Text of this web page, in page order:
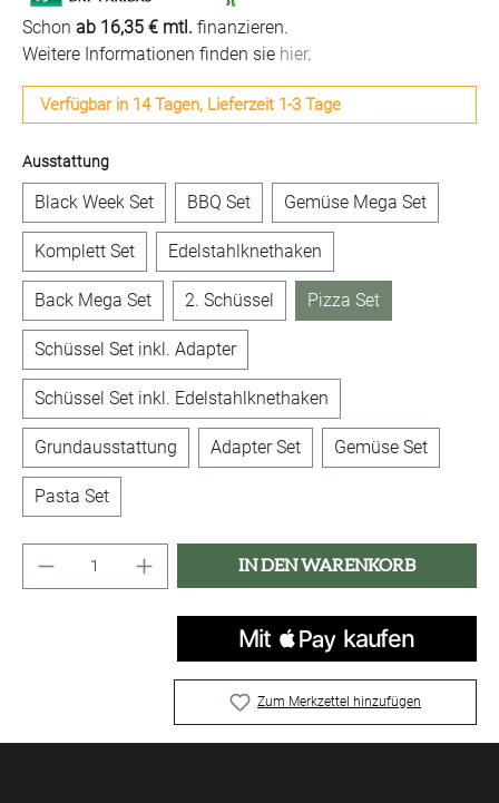
Schon ab 16,35 € mtl. finanzieren.
Weitere Informationen finden sie hier.
Verfügbar in 14 Tagen, Lieferzeit 1-3 Tage
Ausstattungauswählen
Black Week Set BBQ Set Gemüse Mega Set
Komplett Set Edelstahlknethaken
Back Mega Set 2. Schüssel Pizza Set
Schüssel Set inkl. Adapter
Schüssel Set inkl. Edelstahlknethaken
Grundausstattung Adapter Set Gemüse Set
Pasta Set
Produkt Anzahl: Gib den gewünschten
IN DEN WARENKORB
Zum Merkzettel hinzufügen